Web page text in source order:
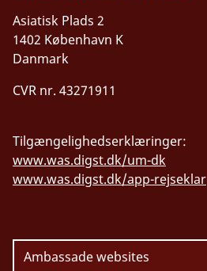
Asiatisk Plads 2
1402 København K
Danmark
CVR nr. 43271911
Tilgængelighedserklæringer:
www.was.digst.dk/um-dk
www.was.digst.dk/app-rejseklar